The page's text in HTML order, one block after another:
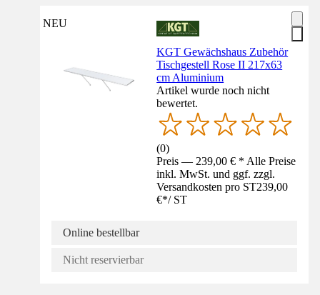
NEU
KGT Gewächshaus Zubehör
Tischgestell Rose II 217x63
cm Aluminium
Artikel wurde noch nicht
bewertet.
(0)
Preis — 239,00 € * Alle Preise
inkl. MwSt. und ggf. zzgl.
Versandkosten pro ST239,00
€*/ ST
Online bestellbar
Nicht reservierbar